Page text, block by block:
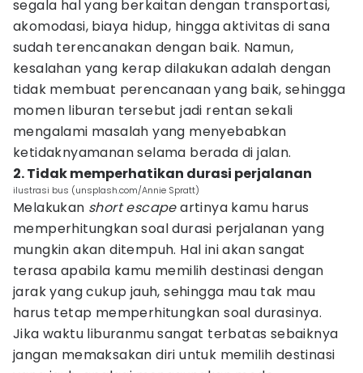
segala hal yang berkaitan dengan transportasi,
akomodasi, biaya hidup, hingga aktivitas di sana
sudah terencanakan dengan baik. Namun,
kesalahan yang kerap dilakukan adalah dengan
tidak membuat perencanaan yang baik, sehingga
momen liburan tersebut jadi rentan sekali
mengalami masalah yang menyebabkan
ketidaknyamanan selama berada di jalan.
2. Tidak memperhatikan durasi perjalanan
ilustrasi bus (unsplash.com/Annie Spratt)
Melakukan short escapeartinya kamu harus
memperhitungkan soal durasi perjalanan yang
mungkin akan ditempuh. Hal ini akan sangat
terasa apabila kamu memilih destinasi dengan
jarak yang cukup jauh, sehingga mau tak mau
harus tetap memperhitungkan soal durasinya.
Jika waktu liburanmu sangat terbatas sebaiknya
jangan memaksakan diri untuk memilih destinasi